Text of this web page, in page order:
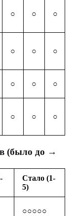
○ ○ ○
○ ○ ○
○ ○ ○
○ ○ ○
(было до →
Стало (1-
5)
○○○○○